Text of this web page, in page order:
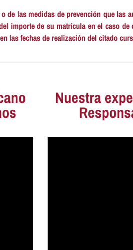
las medidas de prevención que las
importe de su matrículaen el caso de
las fechas de realización del citado
Nuestra